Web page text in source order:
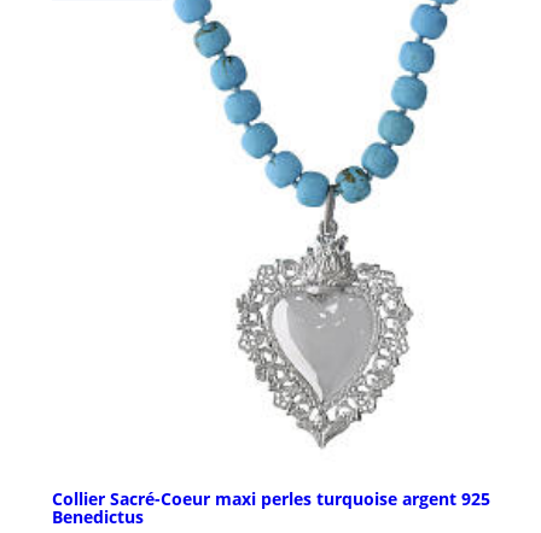
Collier Sacré-Coeur maxi perles turquoise argent 925
Benedictus